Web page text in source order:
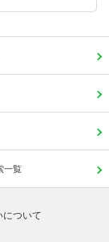
一覧
について